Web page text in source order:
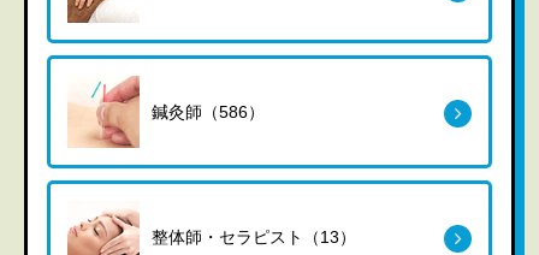
鍼灸師（586）
整体師・セラピスト（13）